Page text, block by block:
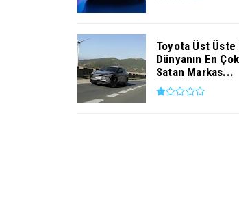
Toyota Üst Üste
Dünyanın En
Satan Markas...